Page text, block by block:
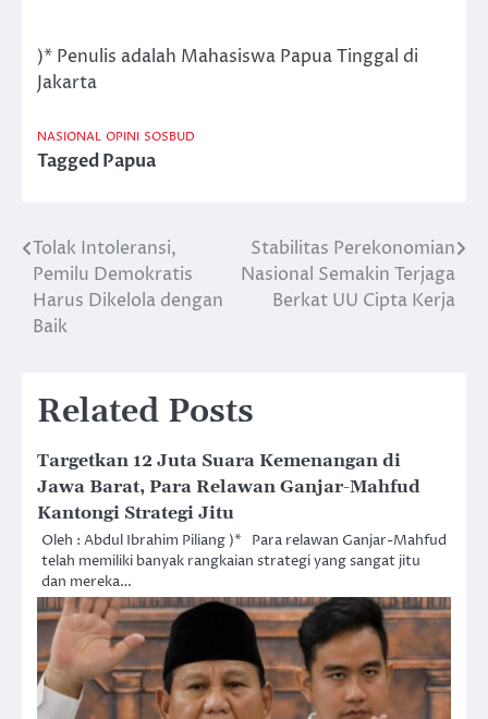
)* Penulis adalah Mahasiswa Papua Tinggal di
Jakarta
NASIONAL OPINI SOSBUD
TaggedPapua
Post
navigation
Tolak Intoleransi,
Pemilu Demokratis
Harus Dikelola dengan
Baik
Stabilitas Perekonomian
Nasional Semakin Terjaga
Berkat UU Cipta Kerja
Related Posts
Targetkan 12 Juta Suara Kemenangan di
Jawa Barat, Para Relawan Ganjar-Mahfud
Kantongi Strategi Jitu
Oleh : Abdul Ibrahim Piliang )* Para relawan Ganjar-Mahfud
telah memiliki banyak rangkaian strategi yang sangat jitu
dan mereka…